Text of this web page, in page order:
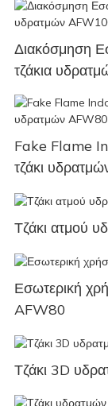
Διακόσμηση
τζάκια
Fake Flame
τζάκι
Τζάκι ατμού
Εσωτερική
AFW80
Τζάκι 3D